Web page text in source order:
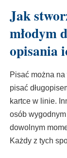
Jak
młodym
opisania
Pisać można
pisać
kartce w linie.
osób
dowolnym
Każdy z tych